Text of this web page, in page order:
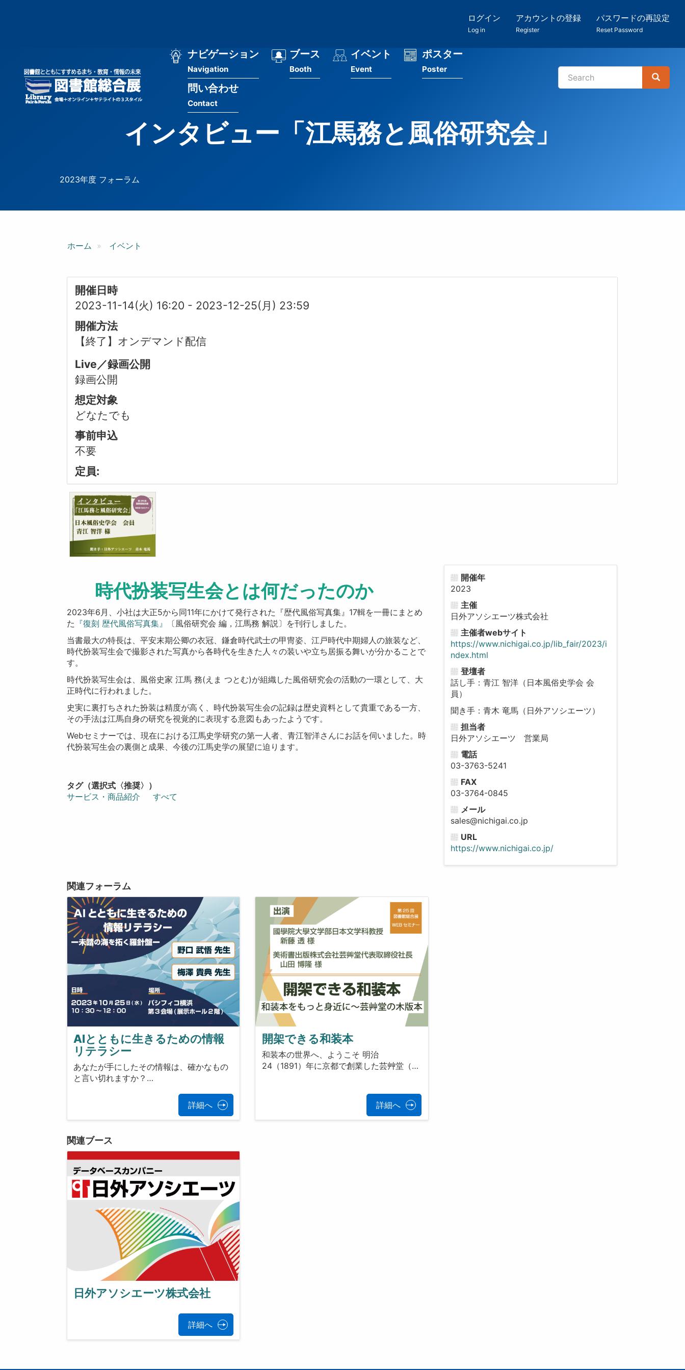
ー
ザ
ログイン
Log in
アカウントの登録
Register
パスワードの再設定
Reset Password
メ
ビ
ョ
ナビゲーション
Navigation
ブース
Booth
イベント
Event
ポスター
Poster
問い合わせ
Contact
検
Search
Search
インタビュー「江馬務と風俗研究会」
2023年度 フォーラム
ホーム イベント
開催日時
2023-11-14(火) 16:20 - 2023-12-25(月) 23:59
開催方法
【終了】オンデマンド配信
Live／録画公開
録画公開
想定対象
どなたでも
事前申込
不要
定員:
時代扮装写生会とは何だったのか
2023年6月、小社は大正5から同11年にかけて発行された『歴代風俗写真集』17輯を一冊にまとめ
た 『復刻 歴代風俗写真集』
〔風俗研究会 編，江馬務 解説〕を刊行しました。
当書最大の特長は、平安末期公卿の衣冠、鎌倉時代武士の甲冑姿、江戸時代中期婦人の旅装など、
時代扮装写生会で撮影された写真から各時代を生きた人々の装いや立ち居振る舞いが分かることで
す。
時代扮装写生会は、風俗史家 江馬 務(えま つとむ)が組織した風俗研究会の活動の一環として、大
正時代に行われました。
史実に裏打ちされた扮装は精度が高く、時代扮装写生会の記録は歴史資料として貴重である一方、
その手法は江馬自身の研究を視覚的に表現する意図もあったようです。
Webセミナーでは、現在における江馬史学研究の第一人者、青江智洋さんにお話を伺いました。時
代扮装写生会の裏側と成果、今後の江馬史学の展望に迫ります。
タグ（選択式〈推奨〉）
サービス・商品紹介
すべて
開催年
2023
主催
日外アソシエーツ株式会社
主催者webサイト
https://www.nichigai.co.jp/lib_fair/2023/i
ndex.html
登壇者
話し手：青江 智洋（日本風俗史学会 会
員）
聞き手：青木 竜馬（日外アソシエーツ）
担当者
日外アソシエーツ 営業局
電話
03-3763-5241
FAX
03-3764-0845
メール
sales@nichigai.co.jp
URL
https://www.nichigai.co.jp/
関連フォーラム
AIとともに生きるための情報
リテラシー
あなたが手にしたその情報は、確かなもの
と言い切れますか？…
詳細へ
開架できる和装本
和装本の世界へ、ようこそ 明治
24（1891）年に京都で創業した芸艸堂（…
詳細へ
関連ブース
日外アソシエーツ株式会社
詳細へ